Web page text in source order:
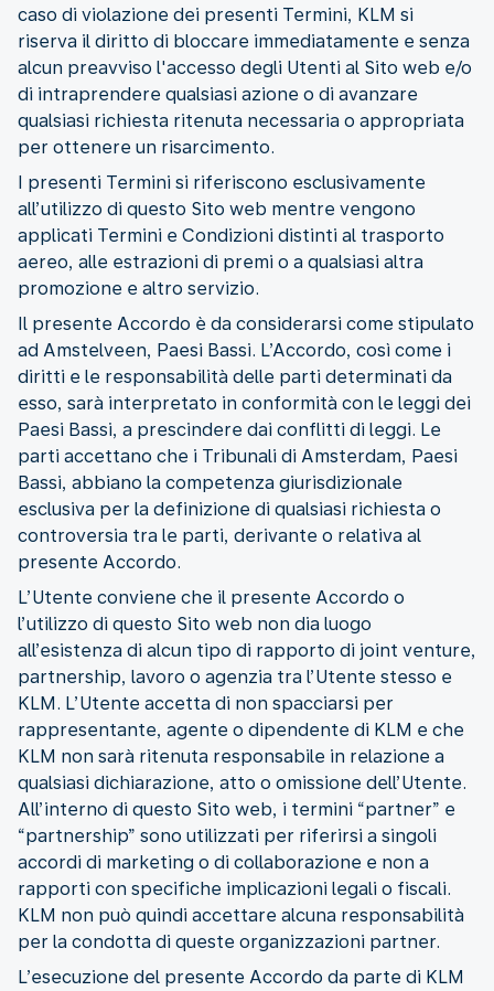
caso di violazione dei presenti Termini, KLM si
riserva il diritto di bloccare immediatamente e senza
alcun preavviso l'accesso degli Utenti al Sito web e/o
di intraprendere qualsiasi azione o di avanzare
qualsiasi richiesta ritenuta necessaria o appropriata
per ottenere un risarcimento.
I presenti Termini si riferiscono esclusivamente
all’utilizzo di questo Sito web mentre vengono
applicati Termini e Condizioni distinti al trasporto
aereo, alle estrazioni di premi o a qualsiasi altra
promozione e altro servizio.
Il presente Accordo è da considerarsi come stipulato
ad Amstelveen, Paesi Bassi. L’Accordo, così come i
diritti e le responsabilità delle parti determinati da
esso, sarà interpretato in conformità con le leggi dei
Paesi Bassi, a prescindere dai conflitti di leggi. Le
parti accettano che i Tribunali di Amsterdam, Paesi
Bassi, abbiano la competenza giurisdizionale
esclusiva per la definizione di qualsiasi richiesta o
controversia tra le parti, derivante o relativa al
presente Accordo.
L’Utente conviene che il presente Accordo o
l’utilizzo di questo Sito web non dia luogo
all’esistenza di alcun tipo di rapporto di joint venture,
partnership, lavoro o agenzia tra l’Utente stesso e
KLM. L’Utente accetta di non spacciarsi per
rappresentante, agente o dipendente di KLM e che
KLM non sarà ritenuta responsabile in relazione a
qualsiasi dichiarazione, atto o omissione dell’Utente.
All’interno di questo Sito web, i termini “partner” e
“partnership” sono utilizzati per riferirsi a singoli
accordi di marketing o di collaborazione e non a
rapporti con specifiche implicazioni legali o fiscali.
KLM non può quindi accettare alcuna responsabilità
per la condotta di queste organizzazioni partner.
L’esecuzione del presente Accordo da parte di KLM